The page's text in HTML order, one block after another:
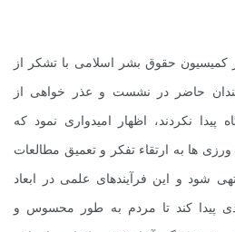
کمیسیون حقوق بشر اسلامی با تشکر از
حاضر در نشست و عذر خواهی از
نکردند، اظهار امیدواری نمود که
ها به ارتقاء تفکر و تعمیق مطالعات
شود و این فرآیندهای علمی در ابعاد
پیدا کند تا مردم به طور محسوس و